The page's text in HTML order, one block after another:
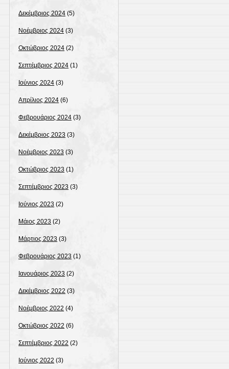
Δεκέμβριος 2024 (5)
Νοέμβριος 2024 (3)
Οκτώβριος 2024 (2)
Σεπτέμβριος 2024 (1)
Ιούνιος 2024 (3)
Απρίλιος 2024 (6)
Φεβρουάριος 2024 (3)
Δεκέμβριος 2023 (3)
Νοέμβριος 2023 (3)
Οκτώβριος 2023 (1)
Σεπτέμβριος 2023 (3)
Ιούνιος 2023 (2)
Μάιος 2023 (2)
Μάρτιος 2023 (3)
Φεβρουάριος 2023 (1)
Ιανουάριος 2023 (2)
Δεκέμβριος 2022 (3)
Νοέμβριος 2022 (4)
Οκτώβριος 2022 (6)
Σεπτέμβριος 2022 (2)
Ιούνιος 2022 (3)